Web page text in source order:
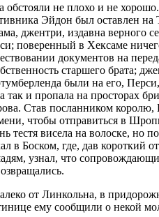
обстояли не плохо и не
Эйдон был оставлен на
джентри, издавна верного
поверенный в Хексаме
документов на
старшего брата;
были на его,
так и пропала на просторах
Став посланником королю,
чтобы отправиться в
тестя висела на волоске, но
в Боском, где, дав короткий
узнал, что
от Линкольна, в
ему сообщили о некой